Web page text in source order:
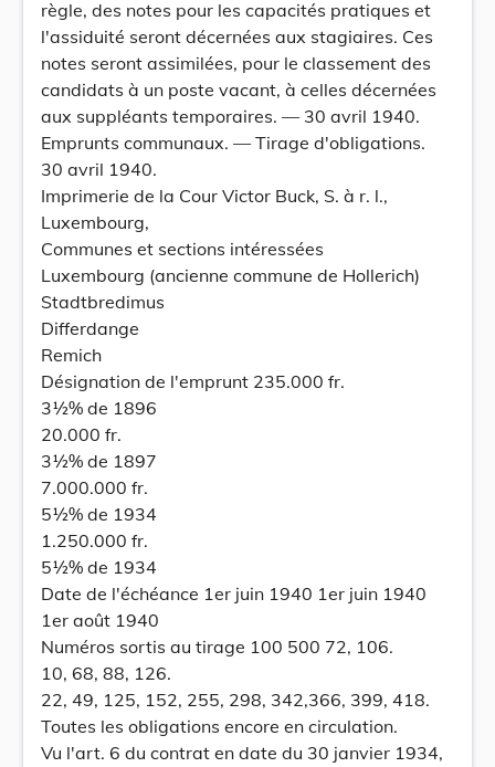
règle, des notes pour les capacités pratiques et
l'assiduité seront décernées aux stagiaires. Ces
notes seront assimilées, pour le classement des
candidats à un poste vacant, à celles décernées
aux suppléants temporaires. — 30 avril 1940.
Emprunts communaux. — Tirage d'obligations.
30 avril 1940.
Imprimerie de la Cour Victor Buck, S. à r. l.,
Luxembourg,
Communes et sections intéressées
Luxembourg (ancienne commune de Hollerich)
Stadtbredimus
Differdange
Remich
Désignation de l'emprunt 235.000 fr.
3½% de 1896
20.000 fr.
3½% de 1897
7.000.000 fr.
5½% de 1934
1.250.000 fr.
5½% de 1934
Date de l'échéance 1er juin 1940 1er juin 1940
1er août 1940
Numéros sortis au tirage 100 500 72, 106.
10, 68, 88, 126.
22, 49, 125, 152, 255, 298, 342,366, 399, 418.
Toutes les obligations encore en circulation.
Vu l'art. 6 du contrat en date du 30 janvier 1934,